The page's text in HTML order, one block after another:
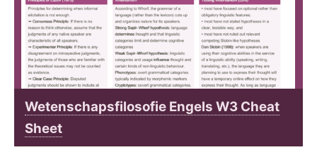
Wetenschapsfilosofie Engels W3 Cheat
Sheet